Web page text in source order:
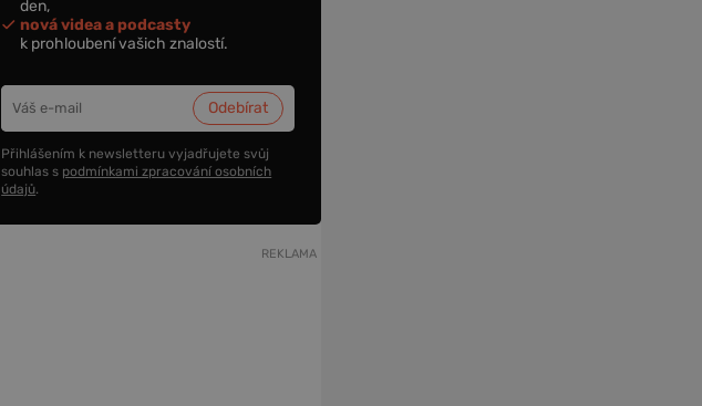
den,
nová videa a podcasty
k prohloubení vašich znalostí.
Přihlášením k newsletteru vyjadřujete svůj
souhlas s podmínkami zpracování osobních
údajů.
REKLAMA